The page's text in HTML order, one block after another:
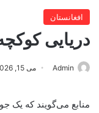
افغانستان
دریایی
Admin می 15, 2026
منابع می‌گویند که یک